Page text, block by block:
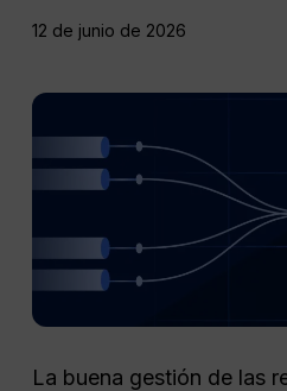
12 de junio de 2026
La buena gestión de las